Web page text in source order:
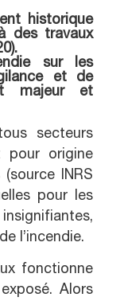
historique
des travaux
sur les
et de
majeur et
secteurs
pour origine
INRS
pour les
l’incendie.
fonctionne
Alors